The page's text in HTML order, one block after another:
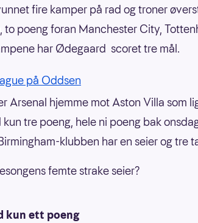
fire kamper på rad og troner
poeng foran Manchester City,
har Ødegaard scoret tre mål.
på Oddsen
Arsenal hjemme mot Aston Villa som
tre poeng, hele ni poeng bak
klubben har en seier og tre
femte strake seier?
kun ett poeng